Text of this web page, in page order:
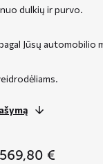
dulkių ir purvo.
Jūsų automobilio
569,80 €